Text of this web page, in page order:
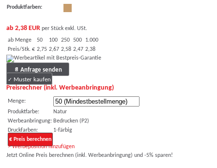
Produktfarben:
ab 2,38 EUR per Stück exkl. USt.
ab Menge
50 100 250 500
1.000
Preis/Stk. € 2,75 2,67 2,58 2,47 2,38
Anfrage senden
Muster kaufen
Preisrechner (inkl. Werbeanbringung)
Menge:
Produktfarbe:
Natur
Werbeanbringung: Bedrucken (P2)
Druckfarben:
1-färbig
€ Preis berechnen
> Werbeposition hinzufügen
Jetzt Online Preis berechnen (inkl. Werbeanbringung) und -5% sparen!